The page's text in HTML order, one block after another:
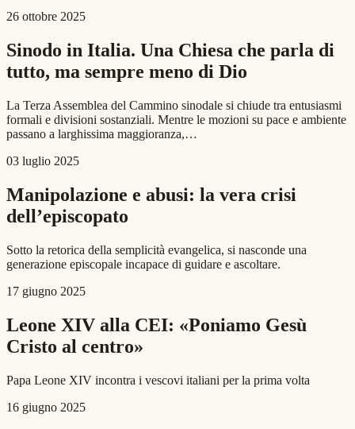
26 ottobre 2025
Sinodo in Italia. Una Chiesa che parla di
tutto, ma sempre meno di Dio
La Terza Assemblea del Cammino sinodale si chiude tra entusiasmi
formali e divisioni sostanziali. Mentre le mozioni su pace e ambiente
passano a larghissima maggioranza,…
03 luglio 2025
Manipolazione e abusi: la vera crisi
dell’episcopato
Sotto la retorica della semplicità evangelica, si nasconde una
generazione episcopale incapace di guidare e ascoltare.
17 giugno 2025
Leone XIV alla CEI: «Poniamo Gesù
Cristo al centro»
Papa Leone XIV incontra i vescovi italiani per la prima volta
16 giugno 2025